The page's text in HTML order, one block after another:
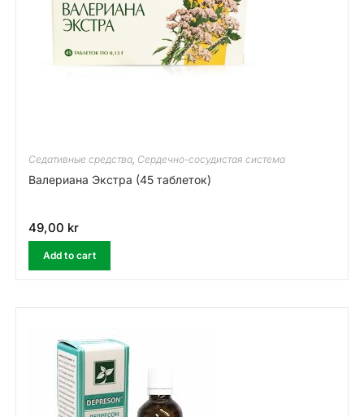
Седативные средства, Сердечно-сосудистая система
Валериана Экстра (45 таблеток)
49,00 kr
Add to cart